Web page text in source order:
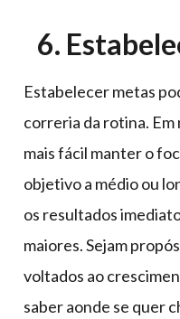
6.
Estabelecer metas
correria da rotina.
mais fácil manter o
objetivo a médio ou
os resultados
maiores. Sejam
voltados ao
saber aonde se quer